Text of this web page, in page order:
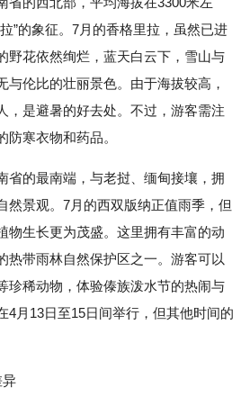
”的象征。7月的香格里拉，虽然已进
野花依然绚烂，蓝天白云下，雪山与
与伦比的壮丽景色。由于海拔较高，
，是避暑的好去处。不过，游客需注
寒衣物和药品。
省的最南端，与老挝、缅甸接壤，拥
然景观。7月的西双版纳正值雨季，但
物生长更为茂盛。这里拥有丰富的动
热带雨林自然保护区之一。游客可以
珍稀动物，体验傣族泼水节的热闹与
4月13日至15日间举行，但其他时间的
异